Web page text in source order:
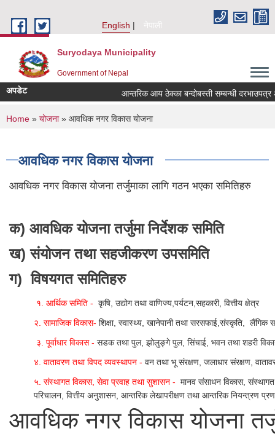
English
नेपाली
Suryodaya Municipality
Government of Nepal
अपडेट आन्तरिक आय ठेक्का बन्दोबस्ती सम्बन्धी दरभाउपत्र
You are here
Home » योजना» आवधिक नगर विकास योजना
आवधिक नगर विकास योजना
आवधिक नगर विकास योजना तर्जुमाका लागि गठन भएका समितिहरु
क) आवधिक योजना तर्जुमा निर्देशक समिति
ख) संयोजन तथा सहजीकरण उपसमिति
ग) विषयगत समितिहरु
१. आर्थिक समिति - कृषि, उद्योग तथा वाणिज्य,पर्यटन,सहकारी, वित्तीय क्षेत्र
२. सामाजिक विकास- शिक्षा, स्वास्थ्य, खानेपानी तथा सरसफाई,संस्कृति, लैंगिक
३. पूर्वाधार विकास - सडक तथा पुल, झोलुङ्गे पुल, सिंचाई, भवन तथा शहरी
४. वातावरण तथा विपद व्यवस्थापन - वन तथा भू संरक्षण, जलाधार संरक्षण,
५. संस्थागत विकास, सेवा प्रवाह तथा सुशासन - मानव संसाधन विकास, संस्थागत
परिचालन, वित्तीय अनुशासन, आन्तरिक लेखापरीक्षण तथा आन्तरिक नियन्त्रण
आवधिक नगर विकास योजना